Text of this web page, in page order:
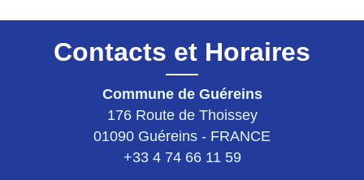
Contacts et Horaires
Commune de Guéreins
176 Route de Thoissey
01090 Guéreins - FRANCE
+33 4 74 66 11 59